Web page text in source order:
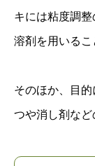
キには粘度調
溶剤を用いるこ
そのほか、目
つや消し剤など